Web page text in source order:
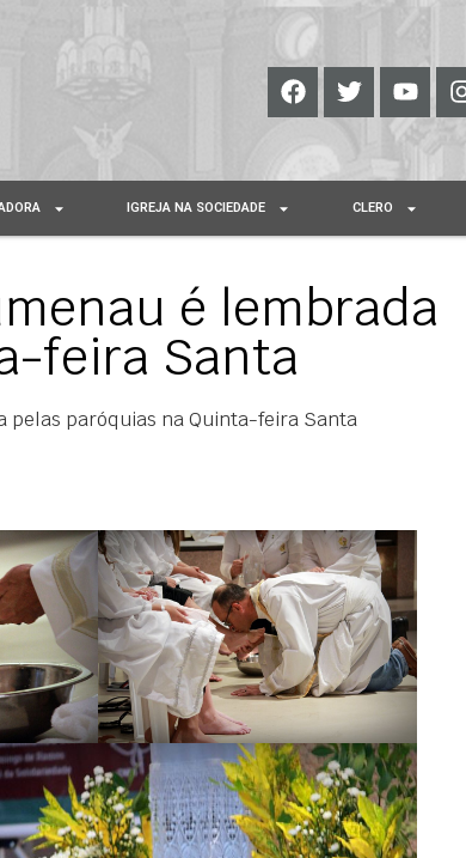
IGREJA NA SOCIEDADE CLERO
é lembrada
feira Santa
pelas paróquias na Quinta-feira Santa